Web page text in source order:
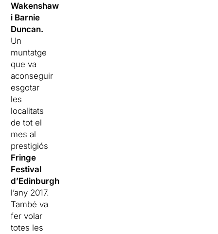
Wakenshaw
i Barnie
Duncan.
Un
muntatge
que va
aconseguir
esgotar
les
localitats
de tot el
mes al
prestigiós
Fringe
Festival
d’Edinburgh
l’any 2017.
També va
fer volar
totes les